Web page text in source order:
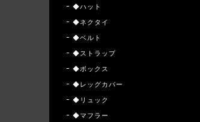
◆ハット
◆ネクタイ
◆ベルト
◆ストラップ
◆ボックス
◆レッグカバー
◆リュック
◆マフラー